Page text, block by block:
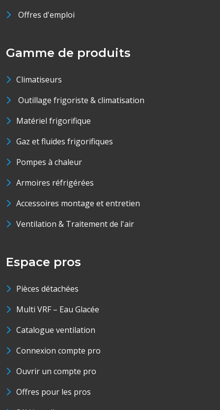
Offres d'emploi
Gamme de produits
Climatiseurs
Outillage frigoriste & climatisation
Matériel frigorifique
Gaz et fluides frigorifiques
Pompes à chaleur
Armoires réfrigérées
Accessoires montage et entretien
Ventilation & Traitement de l'air
Espace pros
Pièces détachées
Multi VRF – Eau Glacée
Catalogue ventilation
Connexion compte pro
Ouvrir un compte pro
Offres pour les pros